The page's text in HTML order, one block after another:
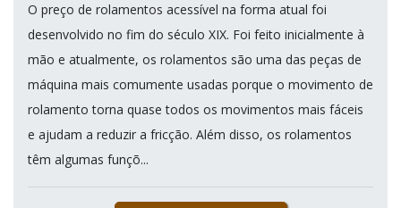
O preço de rolamentos acessível na forma atual foi
desenvolvido no fim do século XIX. Foi feito inicialmente à
mão e atualmente, os rolamentos são uma das peças de
máquina mais comumente usadas porque o movimento de
rolamento torna quase todos os movimentos mais fáceis
e ajudam a reduzir a fricção. Além disso, os rolamentos
têm algumas funçõ...